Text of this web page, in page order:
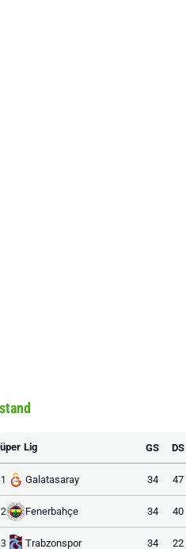
Lig GS DS
1 Galatasaray 34 47
2 Fenerbahçe 34 40
3 Trabzonspor 34 22